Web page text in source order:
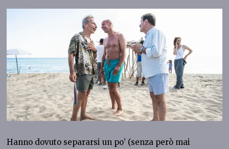
Hanno dovuto separarsi un po’ (senza però mai